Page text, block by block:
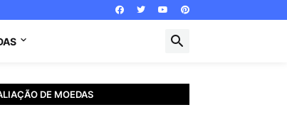
DE MOEDAS